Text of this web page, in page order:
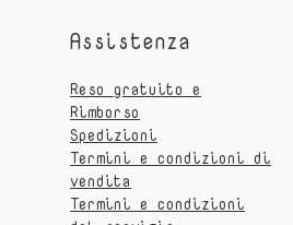
Assistenza
Reso gratuito e
Rimborso
Spedizioni
Termini e condizioni di
vendita
Termini e condizioni